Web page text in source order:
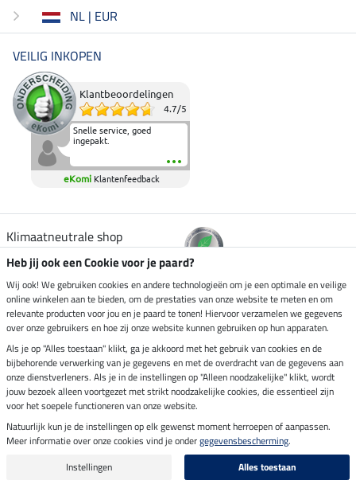
NL | EUR
VEILIG INKOPEN
Klantbeoordelingen
4.7/5
Snelle service, goed
ingepakt.
eKomi Klantenfeedback
Klimaatneutrale shop
Verzending per
Veilig betalen met
Impressum
Laatste update op 08.08.2026 om 14:33 uur
Alle prijzen in euro's, incl. BTW, excl. verzendkosten.
Heb jij ook een Cookie voor je paard?
Wij ook! We gebruiken cookies en andere technologieën om je een optimale en veilige
online winkelen aan te bieden, om de prestaties van onze website te meten en om
relevante producten voor jou en je paard te tonen! Hiervoor verzamelen we gegevens
over onze gebruikers en hoe zij onze website kunnen gebruiken op hun apparaten.
Als je op "Alles toestaan" klikt, ga je akkoord met het gebruik van cookies en de
bijbehorende verwerking van je gegevens en met de overdracht van de gegevens aan
onze dienstverleners. Als je in de instellingen op "Alleen noodzakelijke" klikt, wordt
jouw bezoek alleen voortgezet met strikt noodzakelijke cookies, die essentieel zijn
voor het soepele functioneren van onze website.
Natuurlijk kun je de instellingen op elk gewenst moment herroepen of aanpassen.
Meer informatie over onze cookies vind je ondergegevensbescherming.
Instellingen
Alles toestaan